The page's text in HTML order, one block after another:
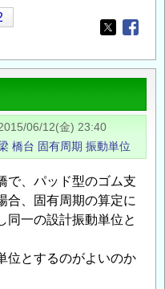
Opens in
06/12(金) 23:40
橋台 固有周期 振動単位
で、パッド型のゴム支
合、固有周期の算定に
同一の設計振動単位と
位とするのがよいのか